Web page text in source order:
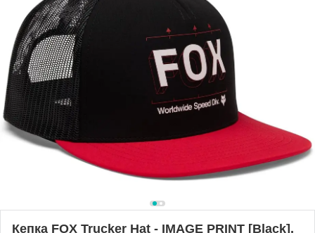
Кепка FOX Trucker Hat - IMAGE PRINT [Black],